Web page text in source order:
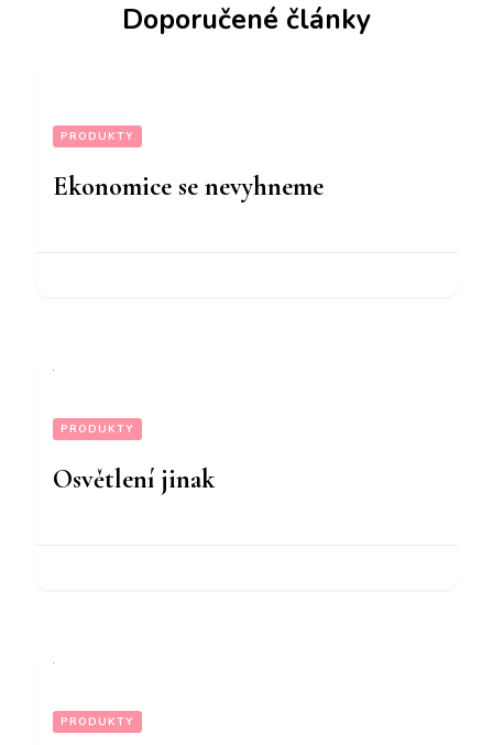
Doporučené články
PRODUKTY
Ekonomice se nevyhneme
PRODUKTY
Osvětlení jinak
PRODUKTY